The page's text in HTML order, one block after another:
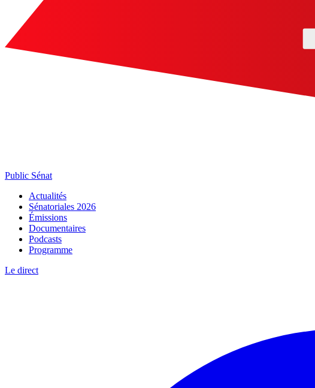
Public Sénat
Actualités
Sénatoriales 2026
Émissions
Documentaires
Podcasts
Programme
Le direct